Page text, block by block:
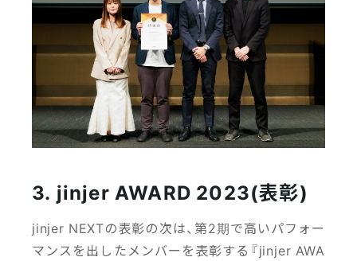
3. jinjer AWARD 2023(表彰)
jinjer NEXTの表彰の次は、第2期で高いパフォー
マンスを出したメンバーを表彰する『jinjer AWA